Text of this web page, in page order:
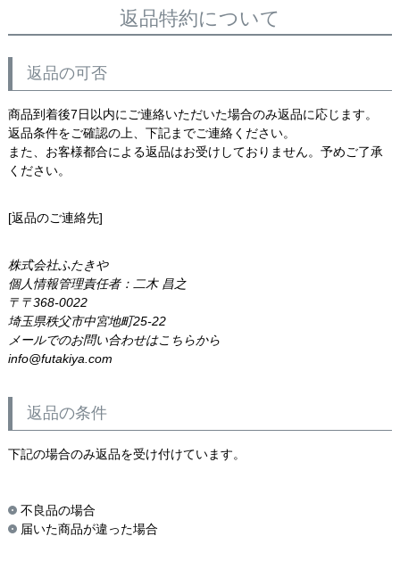
返品特約について
返品の可否
商品到着後7日以内にご連絡いただいた場合のみ返品に応じます。
返品条件をご確認の上、下記までご連絡ください。
また、お客様都合による返品はお受けしておりません。予めご了承
ください。
[返品のご連絡先]
株式会社ふたきや
個人情報管理責任者：二木 昌之
〒368-0022
埼玉県秩父市中宮地町25-22
メールでのお問い合わせはこちらから
info@futakiya.com
返品の条件
下記の場合のみ返品を受け付けています。
不良品の場合
届いた商品が違った場合